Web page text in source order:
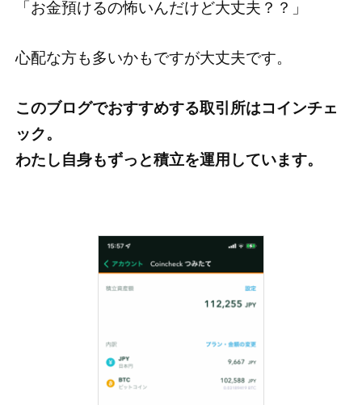
「お金預けるの怖いんだけど大丈夫？？」
心配な方も多いかもですが大丈夫です。
このブログでおすすめする取引所はコインチェ
ック。
わたし自身もずっと積立を運用しています。